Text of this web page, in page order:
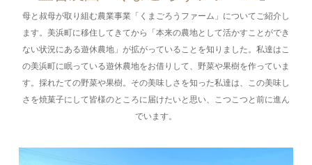
母と叔母が取り組む農業事業「くまごろうファーム」についてご紹介し
ます。美浜町に移住してきてから「本来の農地として活かすことができ
ない状況にある遊休農地」が拡がっていることを知りました。私達はこ
の美浜町に眠っている遊休農地をお借りして、野菜や果樹を作っていま
す。採れたての野菜や果樹。その美味しさを知った私達は、この美味し
さを焼菓子にして皆様のところに届けたいと思い、こつこつと前に進ん
でいます。